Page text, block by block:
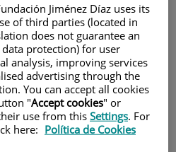
Teléfono:91 550 48 00
Ybañez Carrillo
Jiménez Díaz uses its
of third parties (located in
does not guarantee an
protection) for user
analysis, improving services
advertising through the
You can accept all cookies
"Accept cookies" or
use from this Settings. For
here: Política de Cookies